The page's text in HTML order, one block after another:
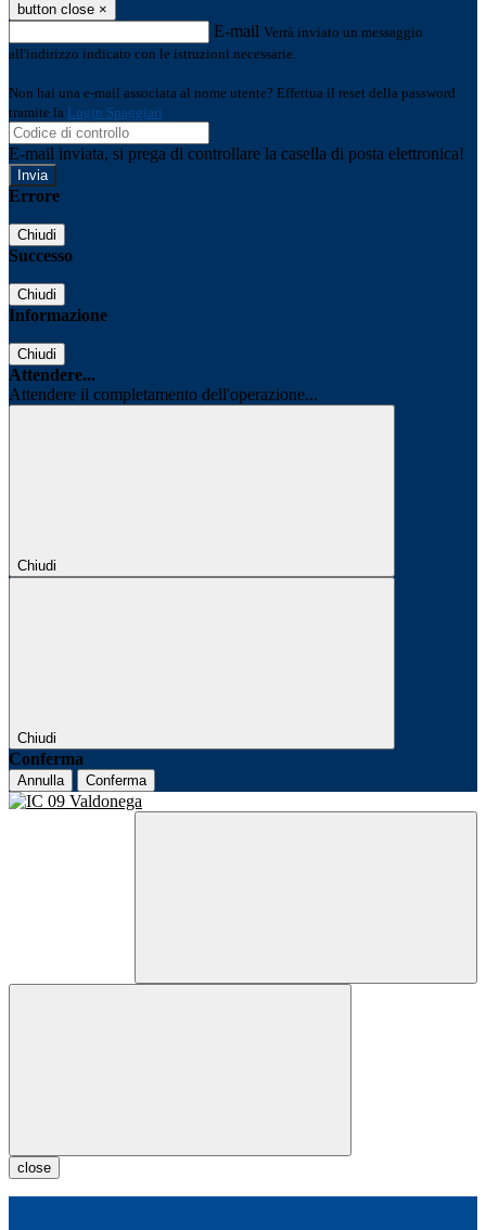
button close ×
E-mail Verrà inviato un messaggio
all'indirizzo indicato con le istruzioni necessarie.
Non hai una e-mail associata al nome utente? Effettua il reset della password
tramite la Login Spaggiari
E-mail inviata, si prega di controllare la casella di posta elettronica!
Errore
Chiudi
Successo
Chiudi
Informazione
Chiudi
Attendere...
Attendere il completamento dell'operazione...
Chiudi
Chiudi
Conferma
Annulla Conferma
close